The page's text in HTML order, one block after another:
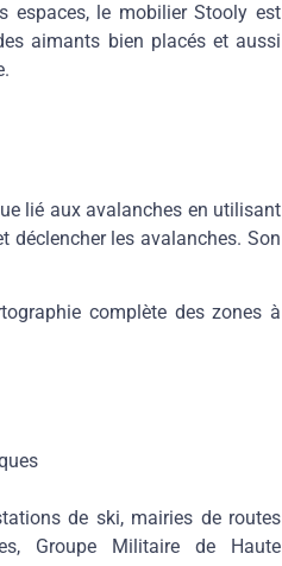
espaces, le mobilier Stooly est
aimants bien placés et aussi
lié aux avalanches en utilisant
déclencher les avalanches. Son
complète des zones à
de ski, mairies de routes
Groupe Militaire de Haute